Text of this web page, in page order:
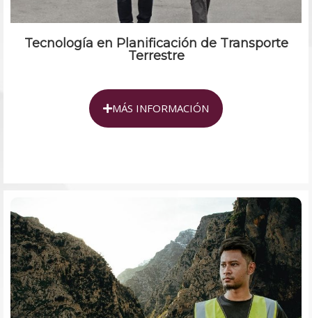
Tecnología en Planificación de Transporte
Terrestre
MÁS INFORMACIÓN